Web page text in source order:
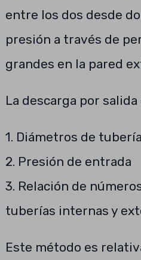
entre los dos desde
presión a través de
grandes en la pared
La descarga por
1. Diámetros de tubería
2. Presión de entrada
3. Relación de
tuberías internas y
Este método es